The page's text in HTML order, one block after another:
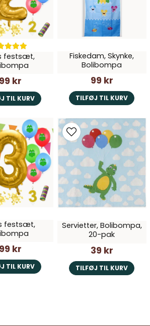
festsæt,
kr
TIL KURV
Fiskedam, Skynke,
Bolibompa
99 kr
TILFØJ TIL KURV
festsæt,
kr
TIL KURV
Servietter, Bolibompa,
20-pak
39 kr
TILFØJ TIL KURV